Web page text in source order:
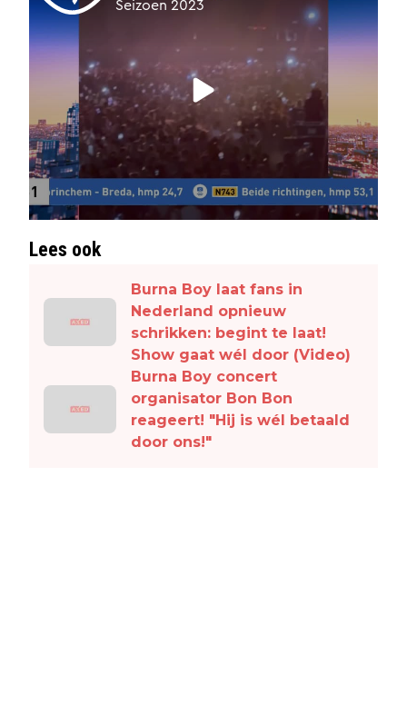
Lees ook
Burna Boy laat fans in
Nederland opnieuw
schrikken: begint te laat!
Show gaat wél door (Video)
Burna Boy concert
organisator Bon Bon
reageert! "Hij is wél betaald
door ons!"